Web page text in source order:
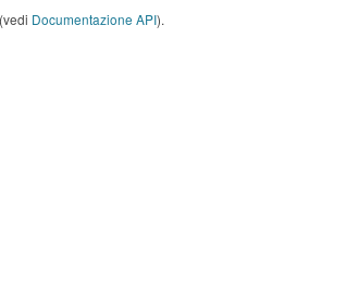
(vedi Documentazione API).